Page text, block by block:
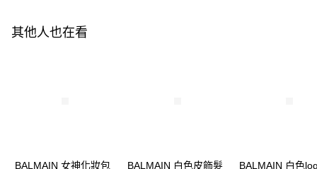
其他人也在看
BALMAIN 女神化妝包 BALMAIN 白色皮飾髮 BALMAIN 白色